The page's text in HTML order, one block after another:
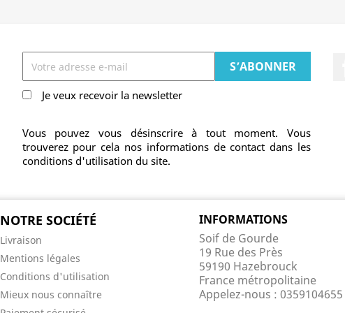
Je veux recevoir la newsletter
Vous pouvez vous désinscrire à tout moment. Vous
trouverez pour cela nos informations de contact dans les
conditions d'utilisation du site.
NOTRE SOCIÉTÉ
Livraison
Mentions légales
Conditions d'utilisation
Mieux nous connaître
INFORMATIONS
Soif de Gourde
19 Rue des Près
59190 Hazebrouck
France métropolitaine
Appelez-nous : 0359104655